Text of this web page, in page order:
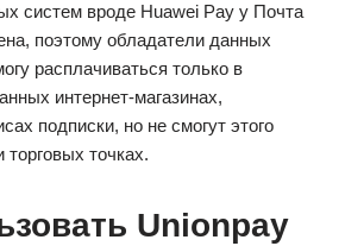
систем вроде Huawei Pay у Почта
поэтому обладатели данных
расплачиваться только в
интернет-магазинах,
подписки, но не смогут этого
торговых точках.
Unionpay